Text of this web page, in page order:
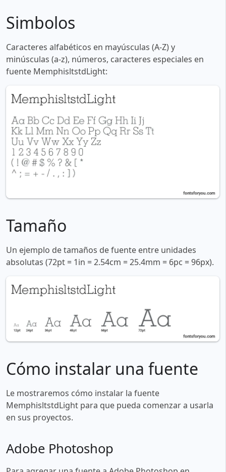
Simbolos
Caracteres alfabéticos en mayúsculas (A-Z) y
minúsculas (a-z), números, caracteres especiales en
fuente MemphisltstdLight:
Tamaño
Un ejemplo de tamaños de fuente entre unidades
absolutas (72pt = 1in = 2.54cm = 25.4mm = 6pc = 96px).
Cómo instalar una fuente
Le mostraremos cómo instalar la fuente
MemphisltstdLight para que pueda comenzar a usarla
en sus proyectos.
Adobe Photoshop